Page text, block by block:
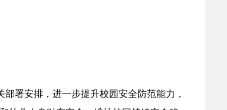
署安排，进一步提升校园安全防范能力，